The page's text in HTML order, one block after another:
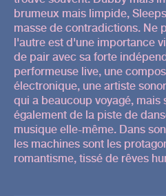
brumeux mais limpide,
masse de contradictions. Ne
l'autre est d'une importance
de pair avec sa forte
performeuse live, une
électronique, une artiste
qui a beaucoup voyagé, mais
également de la piste de
musique elle-même. Dans
les machines sont les
romantisme, tissé de rêves